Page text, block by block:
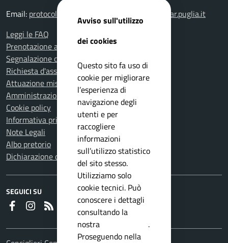
Email: protocollogenerale.gioiadelcolle@pec.rupar.puglia.it
Leggi le FAQ
Prenotazione appuntamento
Segnalazione disservizio
Richiesta d'assistenza
Attuazione misure PNRR
Amministrazione trasparente
Cookie policy
Informativa privacy
Note Legali
Albo pretorio
Dichiarazione di accessibilità
SEGUICI SU
FaceboookInstagram
Avviso sull'utilizzo
dei cookies
Questo sito fa uso di
cookie per migliorare
l’esperienza di
navigazione degli
utenti e per
raccogliere
informazioni
sull’utilizzo statistico
del sito stesso.
Utilizziamo solo
cookie tecnici. Può
conoscere i dettagli
consultando la
nostra
.
Proseguendo nella